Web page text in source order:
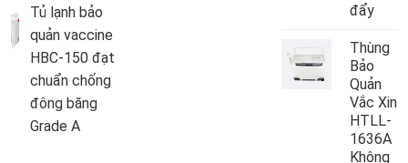
Tủ lạnh bảo
quản vaccine
HBC-150 đạt
chuẩn chống
đông băng
Grade A
đẩy
Thùng
Bảo
Quản
Vắc Xin
HTLL-
1636A
Không